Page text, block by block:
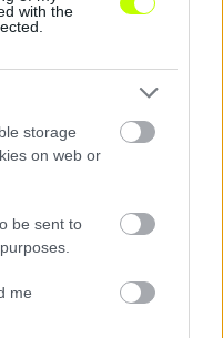
with the
storage
on web or
be sent to
me
HÍREK
Hírek